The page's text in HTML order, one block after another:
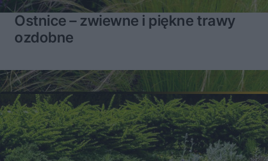
Ostnice – zwiewne i piękne trawy
ozdobne